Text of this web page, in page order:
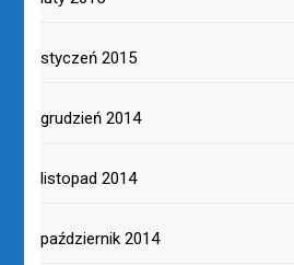
styczeń 2015
grudzień 2014
listopad 2014
październik 2014